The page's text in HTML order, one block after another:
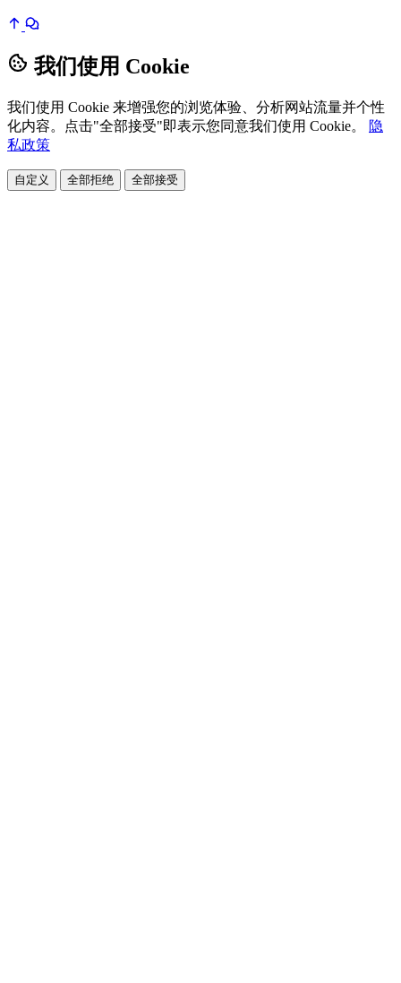
我们使用 Cookie
我们使用 Cookie 来增强您的浏览体验、分析网站流量并个性
化内容。点击"全部接受"即表示您同意我们使用 Cookie。
隐
私政策
自定义 全部拒绝 全部接受